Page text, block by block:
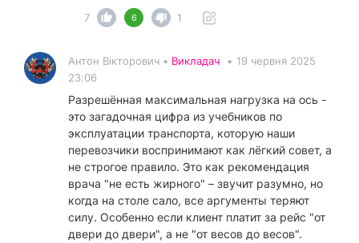
7
6 1
Антон Вікторович • Викладач • 19 червня 2025
23:06
Разрешённая максимальная нагрузка на ось -
это загадочная цифра из учебников по
эксплуатации транспорта, которую наши
перевозчики воспринимают как лёгкий совет, а
не строгое правило. Это как рекомендация
врача "не есть жирного" – звучит разумно, но
когда на столе сало, все аргументы теряют
силу. Особенно если клиент платит за рейс "от
двери до двери", а не "от весов до весов".